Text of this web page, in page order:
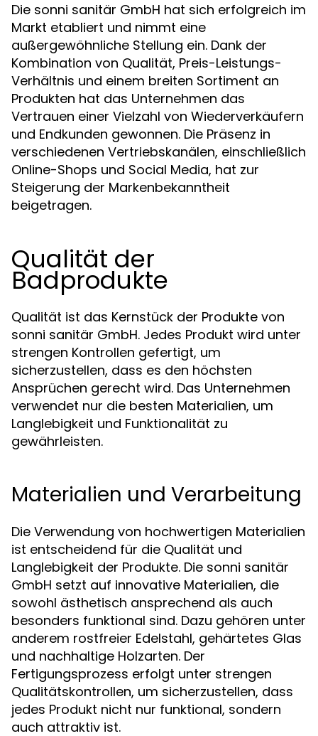
Die sonni sanitär GmbH hat sich erfolgreich im
Markt etabliert und nimmt eine
außergewöhnliche Stellung ein. Dank der
Kombination von Qualität, Preis-Leistungs-
Verhältnis und einem breiten Sortiment an
Produkten hat das Unternehmen das
Vertrauen einer Vielzahl von Wiederverkäufern
und Endkunden gewonnen. Die Präsenz in
verschiedenen Vertriebskanälen, einschließlich
Online-Shops und Social Media, hat zur
Steigerung der Markenbekanntheit
beigetragen.
Qualität der
Badprodukte
Qualität ist das Kernstück der Produkte von
sonni sanitär GmbH. Jedes Produkt wird unter
strengen Kontrollen gefertigt, um
sicherzustellen, dass es den höchsten
Ansprüchen gerecht wird. Das Unternehmen
verwendet nur die besten Materialien, um
Langlebigkeit und Funktionalität zu
gewährleisten.
Materialien und Verarbeitung
Die Verwendung von hochwertigen Materialien
ist entscheidend für die Qualität und
Langlebigkeit der Produkte. Die sonni sanitär
GmbH setzt auf innovative Materialien, die
sowohl ästhetisch ansprechend als auch
besonders funktional sind. Dazu gehören unter
anderem rostfreier Edelstahl, gehärtetes Glas
und nachhaltige Holzarten. Der
Fertigungsprozess erfolgt unter strengen
Qualitätskontrollen, um sicherzustellen, dass
jedes Produkt nicht nur funktional, sondern
auch attraktiv ist.